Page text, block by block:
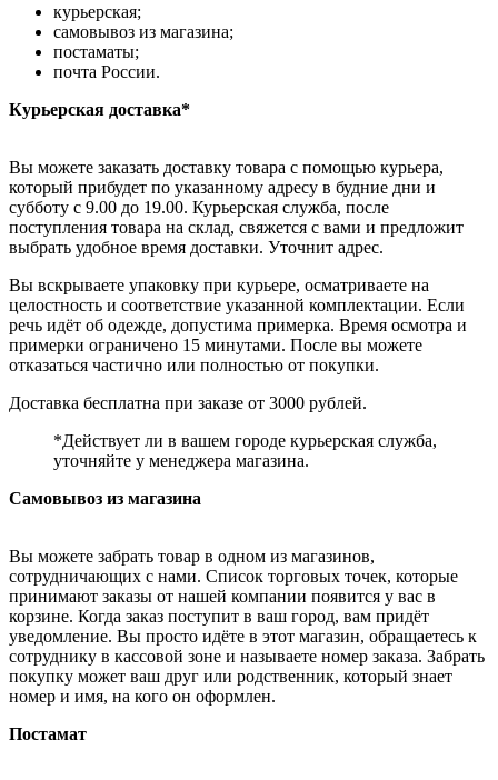
курьерская;
самовывоз из магазина;
постаматы;
почта России.
Курьерская доставка*
Вы можете заказать доставку товара с помощью курьера,
который прибудет по указанному адресу в будние дни и
субботу с 9.00 до 19.00. Курьерская служба, после
поступления товара на склад, свяжется с вами и предложит
выбрать удобное время доставки. Уточнит адрес.
Вы вскрываете упаковку при курьере, осматриваете на
целостность и соответствие указанной комплектации. Если
речь идёт об одежде, допустима примерка. Время осмотра и
примерки ограничено 15 минутами. После вы можете
отказаться частично или полностью от покупки.
Доставка бесплатна при заказе от 3000 рублей.
*Действует ли в вашем городе курьерская служба,
уточняйте у менеджера магазина.
Самовывоз из магазина
Вы можете забрать товар в одном из магазинов,
сотрудничающих с нами. Список торговых точек, которые
принимают заказы от нашей компании появится у вас в
корзине. Когда заказ поступит в ваш город, вам придёт
уведомление. Вы просто идёте в этот магазин, обращаетесь к
сотруднику в кассовой зоне и называете номер заказа. Забрать
покупку может ваш друг или родственник, который знает
номер и имя, на кого он оформлен.
Постамат